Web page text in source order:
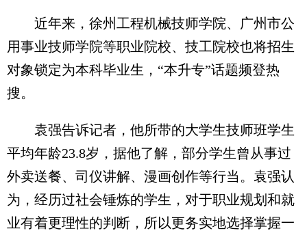
近年来，徐州工程机械技师学院、广州市公
用事业技师学院等职业院校、技工院校也将招生
对象锁定为本科毕业生，“本升专”话题频登热
搜。
袁强告诉记者，他所带的大学生技师班学生
平均年龄23.8岁，据他了解，部分学生曾从事过
外卖送餐、司仪讲解、漫画创作等行当。袁强认
为，经历过社会锤炼的学生，对于职业规划和就
业有着更理性的判断，所以更务实地选择掌握一